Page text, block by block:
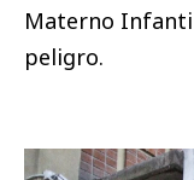
Materno
peligro.